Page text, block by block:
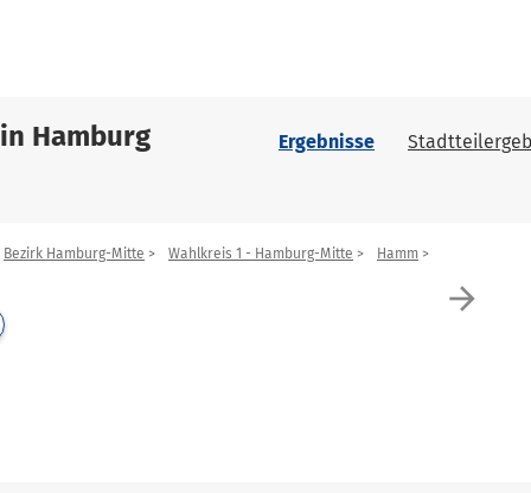
Hamburg Ergebnisse
arrow_forward
Bezirk Hamburg-Mitte Wahlkreis 1 - Hamburg-Mitte Hamm